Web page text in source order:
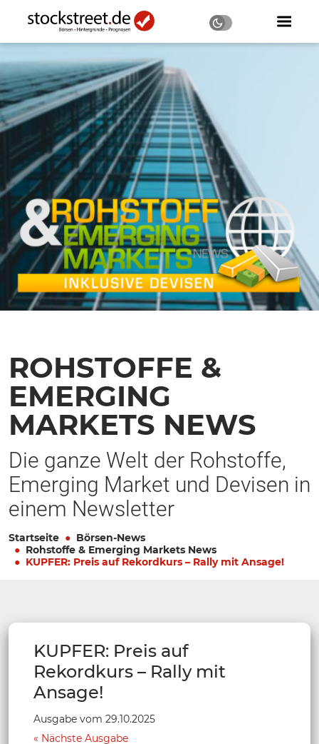
ROHSTOFFE &
EMERGING
MARKETS NEWS
Die ganze Welt der Rohstoffe,
Emerging Market und Devisen in
einem Newsletter
Startseite
Börsen-News
Rohstoffe & Emerging Markets News
KUPFER: Preis auf Rekordkurs – Rally mit Ansage!
KUPFER: Preis auf
Rekordkurs – Rally mit
Ansage!
Ausgabe vom 29.10.2025
Nächste Ausgabe